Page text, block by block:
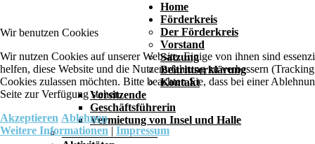
Home
Förderkreis
Der Förderkreis
Vorstand
Satzung
Beitrittserklärung
Kontakt
Vorsitzende
Geschäftsführerin
Vermietung von Insel und Halle
_________________
Wir benutzen Cookies
Wir nutzen Cookies auf unserer Website. Einige von ihnen sind
helfen, diese Website und die Nutzererfahrung zu verbessern
Cookies zulassen möchten. Bitte beachten Sie, dass bei einer
Seite zur Verfügung stehen.
Akzeptieren Ablehnen
Weitere Informationen | Impressum